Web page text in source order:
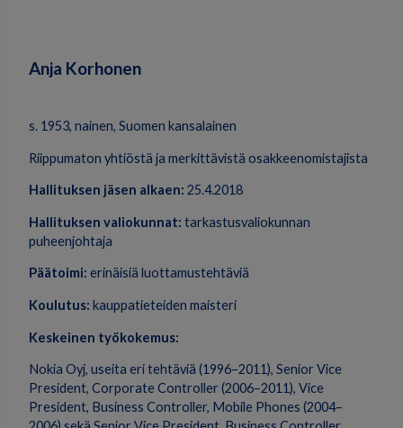
Anja Korhonen
s. 1953, nainen, Suomen kansalainen
Riippumaton yhtiöstä ja merkittävistä osakkeenomistajista
Hallituksen jäsen alkaen: 25.4.2018
Hallituksen valiokunnat: tarkastusvaliokunnan
puheenjohtaja
Päätoimi: erinäisiä luottamustehtäviä
Koulutus: kauppatieteiden maisteri
Keskeinen työkokemus:
Nokia Oyj, useita eri tehtäviä (1996–2011), Senior Vice
President, Corporate Controller (2006–2011), Vice
President, Business Controller, Mobile Phones (2004–